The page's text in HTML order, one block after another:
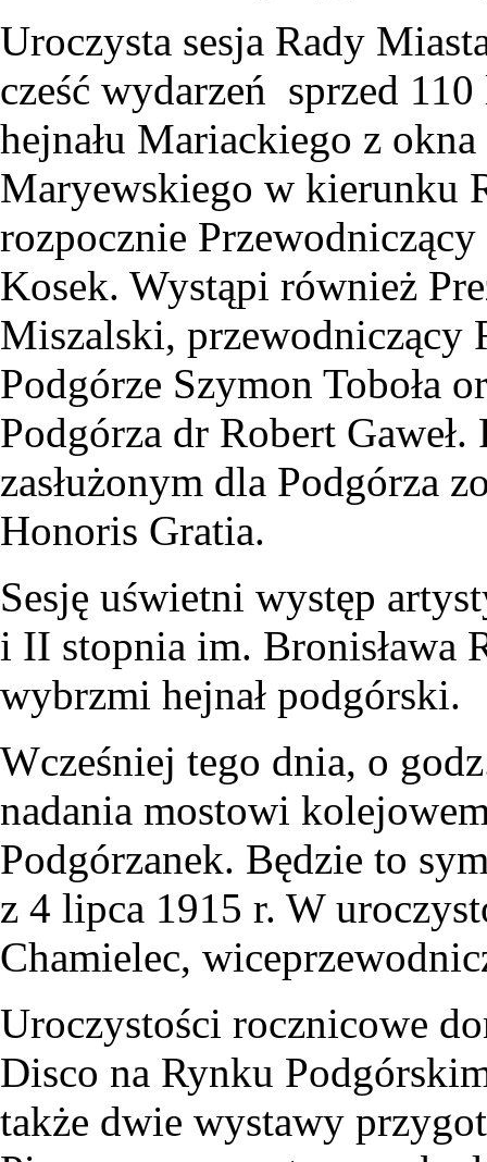
Uroczysta sesja Rady
cześć wydarzeń sprzed
hejnału Mariackiego z
Maryewskiego w kierunku
rozpocznie
Kosek. Wystąpi również
Miszalski,
Podgórze Szymon Toboła
Podgórza dr Robert
zasłużonym dla Podgórza
Honoris Gratia.
Sesję uświetni występ
i II stopnia im. Bronisława
wybrzmi hejnał podgórski.
Wcześniej tego dnia, o
nadania mostowi
Podgórzanek. Będzie to
z 4 lipca 1915 r. W
Chamielec,
Uroczystości rocznicowe
Disco na Rynku
także dwie wystawy